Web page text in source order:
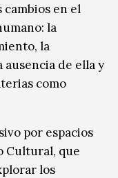
en el
la
la
ausencia de ella y
como
por espacios
Cultural, que
los